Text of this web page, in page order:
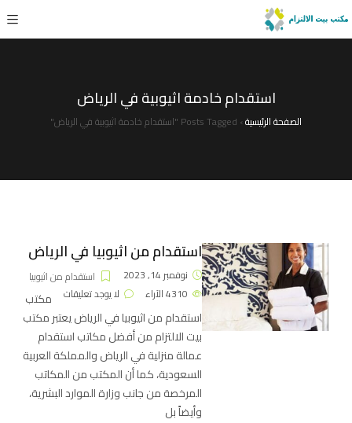
استقدام خادمة اثيوبية في الرياض
الصفحة الرئيسية› Posts Tagged "استقدام خادمة اثيوبية في الرياض"
استقدام من اثيوبيا في الرياض
نوفمبر 14, 2023
استقدام من اثيوبيا
لا يوجد تعليقات
الآراء
مكتب
استقدام من اثيوبيا في الرياض يعتبر مكتب
بيت الالتزام من أفضل مكاتب استقدام
عمالة منزلية في الرياض والمملكة العربية
السعودية، كما أن المكتب من المكاتب
المرخصة من جانب وزارة الموارد البشرية،
وأيضاً بل